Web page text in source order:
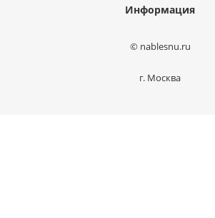
Информация
© nablesnu.ru
г. Москва